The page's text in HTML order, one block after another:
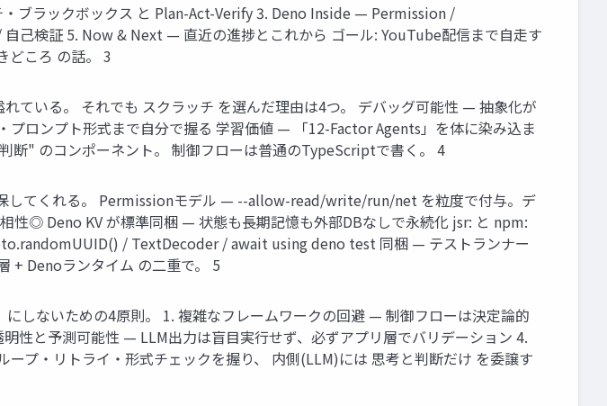
ブラックボックス と Plan-Act-Verify 3. Deno Inside — Permission /
己検証 5. Now & Next — 直近の進捗とこれから ゴール: YouTube配信まで自走す
どころ の話。 3
ている。 それでも スクラッチ を選んだ理由は4つ。 デバッグ可能性 — 抽象化が
ロンプト形式まで自分で握る 学習価値 — 「12-Factor Agents」を体に染み込ま
断" のコンポーネント。 制御フローは普通のTypeScriptで書く。 4
してくれる。 Permissionモデル — --allow-read/write/run/net を粒度で付与。デ
◎ Deno KV が標準同梱 — 状態も長期記憶も外部DBなしで永続化 jsr: と npm:
/ TextDecoder / await using deno test 同梱 — テストランナー
+ Denoランタイム の二重で。 5
しないための4原則。 1. 複雑なフレームワークの回避 — 制御フローは決定論的
性と予測可能性 — LLM出力は盲目実行せず、必ずアプリ層でバリデーション 4.
プ・リトライ・形式チェックを握り、 内側(LLM)には 思考と判断だけ を委譲す